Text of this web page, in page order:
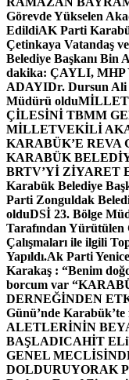
Görevde Yükselen
EdildiAK Parti
Çetinkaya Vatandaş
Belediye Başkanı Bin
dakika: ÇAYLI,
ADAYIDr. Dursun Ali
Müdürü oldu
ÇİLESİNİ TBMM
MİLLETVEKİLİ
KARABÜK’E REVA
KARABÜK
BRTV’Yİ ZİYARET
Karabük Belediye
Parti Zonguldak
olduDSİ 23. Bölge
Tarafından Yürütülen
Çalışmaları ile ilgili
Yapıldı.Ak Parti
Karakaş : “Benim
borcum var “
DERNEĞİNDEN
Günü’nde Karabük’te
ALETLERİNİN
BAŞLADICAHİT
GENEL
DOLDURUYORAK